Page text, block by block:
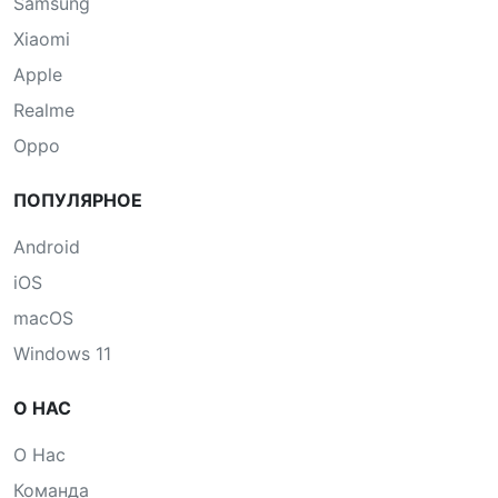
Xiaomi
Apple
Realme
Oppo
ПОПУЛЯРНОЕ
Android
iOS
macOS
Windows 11
О НАС
О Нас
Команда